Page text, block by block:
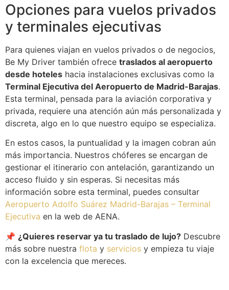
Opciones para vuelos privados
y terminales ejecutivas
Para quienes viajan en vuelos privados o de negocios,
Be My Driver también ofrece traslados al aeropuerto
desde hoteles hacia instalaciones exclusivas como la
Terminal Ejecutiva del Aeropuerto de Madrid-Barajas.
Esta terminal, pensada para la aviación corporativa y
privada, requiere una atención aún más personalizada y
discreta, algo en lo que nuestro equipo se especializa.
En estos casos, la puntualidad y la imagen cobran aún
más importancia. Nuestros chóferes se encargan de
gestionar el itinerario con antelación, garantizando un
acceso fluido y sin esperas. Si necesitas más
información sobre esta terminal, puedes consultar
Aeropuerto Adolfo Suárez Madrid-Barajas – Terminal
Ejecutiva en la web de AENA.
📌 ¿Quieres reservar ya tu traslado de lujo? Descubre
más sobre nuestra flota y servicios y empieza tu viaje
con la excelencia que mereces.